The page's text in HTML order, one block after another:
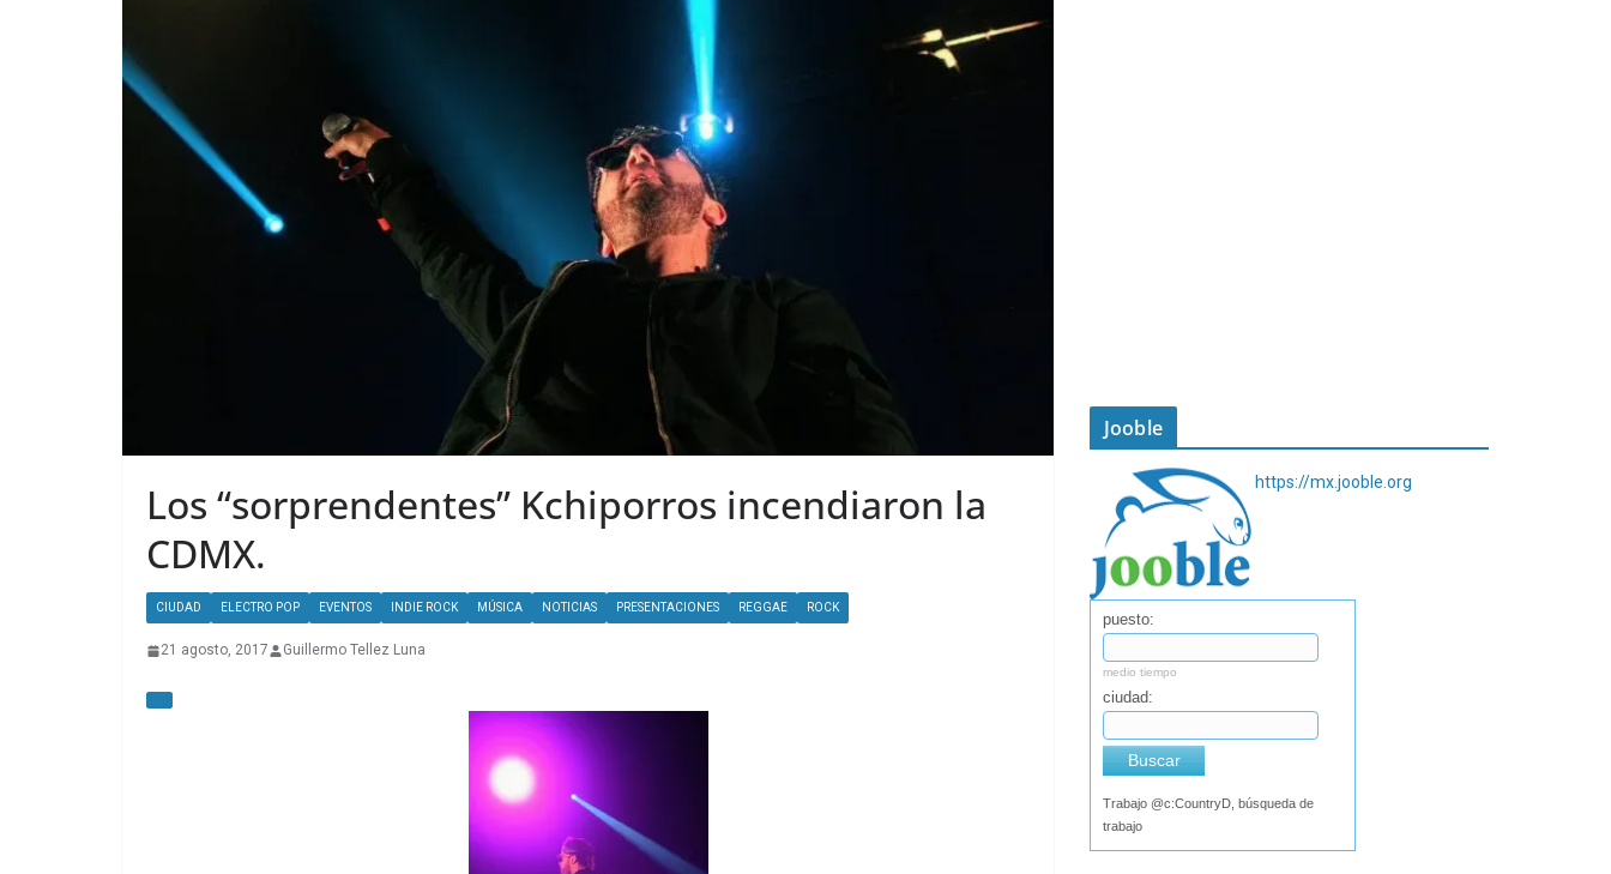
Los “sorprendentes” Kchiporros incendiaron la
CDMX.
CIUDAD ELECTRO POP EVENTOS INDIE ROCK MÚSICA NOTICIAS PRESENTACIONES REGGAE ROCK
21 agosto, 2017 Guillermo Tellez Luna
Jooble
https://mx.jooble.org
puesto:
medio tiempo
ciudad:
Buscar
Trabajo @c:CountryD, búsqueda de
trabajo